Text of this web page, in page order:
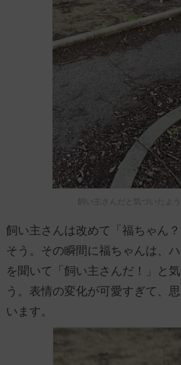
飼い主さんだと気づいたよう
飼い主さんは改めて「福ちゃん
そう。その瞬間に福ちゃんは、
を聞いて「飼い主さんだ！」と
う。表情の変化が可愛すぎて、
います。